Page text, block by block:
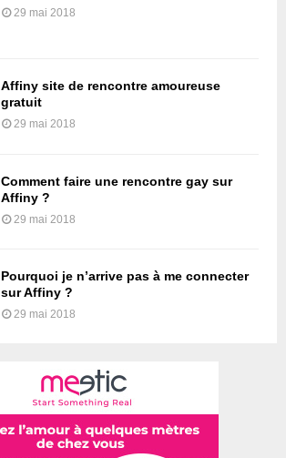
29 mai 2018
Affiny site de rencontre amoureuse
gratuit
29 mai 2018
Comment faire une rencontre gay sur
Affiny ?
29 mai 2018
Pourquoi je n’arrive pas à me connecter
sur Affiny ?
29 mai 2018